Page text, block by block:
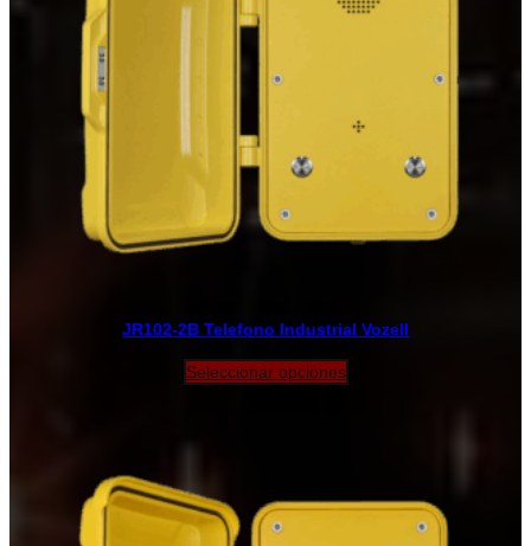
JR102-2B Telefono Industrial Vozell
Seleccionar opciones